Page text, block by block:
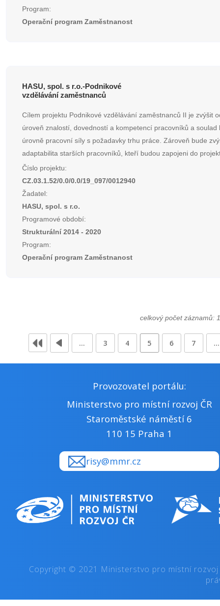
Program:
Operační program Zaměstnanost
HASU, spol. s r.o.-Podnikové
vzdělávání zaměstnanců
Cílem projektu Podnikové vzdělávání zaměstnanců II je zvýšit
úroveň znalostí, dovedností a kompetencí pracovníků a soulad
úrovně pracovní síly s požadavky trhu práce. Zároveň bude
adaptabilita starších pracovníků, kteří budou zapojeni do
Číslo projektu:
CZ.03.1.52/0.0/0.0/19_097/0012940
Žadatel:
HASU, spol. s r.o.
Programové období:
Strukturální 2014 - 2020
Program:
Operační program Zaměstnanost
celkový počet záznamů:
… 3 4 5 6 7 …
Provozovatel portálu:
Ministerstvo pro místní rozvoj ČR
Staroměstské náměstí 6
110 15 Praha 1
risy@mmr.cz
Copyright © 2021 Ministerstvo pro místní rozvoj